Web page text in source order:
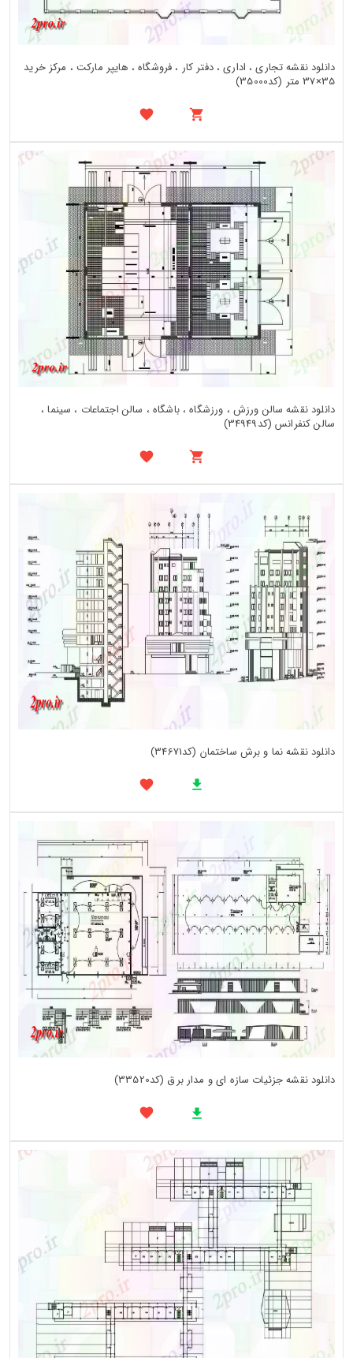
دانلود نقشه تجاری ، اداری ، دفتر کار ، فروشگاه ، هایپر مارکت ، مرکز خرید
35×37 متر (کد35000)
دانلود نقشه سالن ورزش ، ورزشگاه ، باشگاه ، سالن اجتماعات ، سینما ،
سالن کنفرانس (کد34949)
دانلود نقشه نما و برش ساختمان (کد34671)
دانلود نقشه جزئیات سازه ای و مدار برق (کد33520)